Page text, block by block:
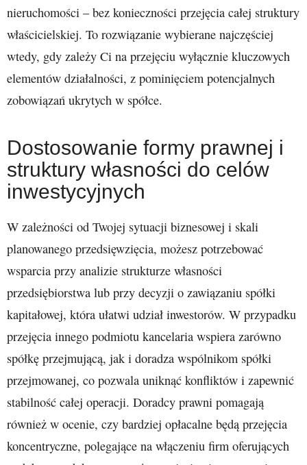
nieruchomości – bez konieczności przejęcia całej struktury
właścicielskiej. To rozwiązanie wybierane najczęściej
wtedy, gdy zależy Ci na przejęciu wyłącznie kluczowych
elementów działalności, z pominięciem potencjalnych
zobowiązań ukrytych w spółce.
Dostosowanie formy prawnej i
struktury własności do celów
inwestycyjnych
W zależności od Twojej sytuacji biznesowej i skali
planowanego przedsięwzięcia, możesz potrzebować
wsparcia przy analizie strukturze własności
przedsiębiorstwa lub przy decyzji o zawiązaniu spółki
kapitałowej, która ułatwi udział inwestorów. W przypadku
przejęcia innego podmiotu kancelaria wspiera zarówno
spółkę przejmującą, jak i doradza wspólnikom spółki
przejmowanej, co pozwala uniknąć konfliktów i zapewnić
stabilność całej operacji. Doradcy prawni pomagają
również w ocenie, czy bardziej opłacalne będą przejęcia
koncentryczne, polegające na włączeniu firm oferujących